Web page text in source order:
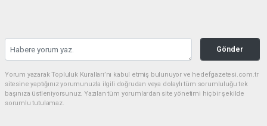
Gönder
Yorum yazarak Topluluk Kuralları’nı kabul etmiş bulunuyor ve hedefgazetesi.com.tr
sitesine yaptığınız yorumunuzla ilgili doğrudan veya dolaylı tüm sorumluluğu tek
başınıza üstleniyorsunuz. Yazılan tüm yorumlardan site yönetimi hiçbir şekilde
sorumlu tutulamaz.